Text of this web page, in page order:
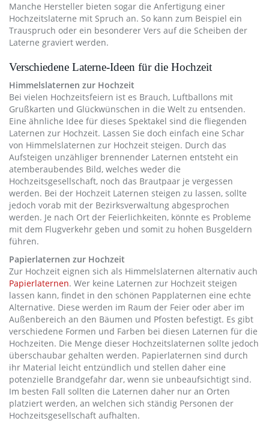
Manche Hersteller bieten sogar die Anfertigung einer
Hochzeitslaterne mit Spruch an. So kann zum Beispiel ein
Trauspruch oder ein besonderer Vers auf die Scheiben der
Laterne graviert werden.
Verschiedene Laterne-Ideen für die Hochzeit
Himmelslaternen zur Hochzeit
Bei vielen Hochzeitsfeiern ist es Brauch, Luftballons mit
Grußkarten und Glückwünschen in die Welt zu entsenden.
Eine ähnliche Idee für dieses Spektakel sind die fliegenden
Laternen zur Hochzeit. Lassen Sie doch einfach eine Schar
von Himmelslaternen zur Hochzeit steigen. Durch das
Aufsteigen unzähliger brennender Laternen entsteht ein
atemberaubendes Bild, welches weder die
Hochzeitsgesellschaft, noch das Brautpaar je vergessen
werden. Bei der Hochzeit Laternen steigen zu lassen, sollte
jedoch vorab mit der Bezirksverwaltung abgesprochen
werden. Je nach Ort der Feierlichkeiten, könnte es Probleme
mit dem Flugverkehr geben und somit zu hohen Busgeldern
führen.
Papierlaternen zur Hochzeit
Zur Hochzeit eignen sich als Himmelslaternen alternativ auch
Papierlaternen. Wer keine Laternen zur Hochzeit steigen
lassen kann, findet in den schönen Papplaternen eine echte
Alternative. Diese werden im Raum der Feier oder aber im
Außenbereich an den Bäumen und Pfosten befestigt. Es gibt
verschiedene Formen und Farben bei diesen Laternen für die
Hochzeiten. Die Menge dieser Hochzeitslaternen sollte jedoch
überschaubar gehalten werden. Papierlaternen sind durch
ihr Material leicht entzündlich und stellen daher eine
potenzielle Brandgefahr dar, wenn sie unbeaufsichtigt sind.
Im besten Fall sollten die Laternen daher nur an Orten
platziert werden, an welchen sich ständig Personen der
Hochzeitsgesellschaft aufhalten.